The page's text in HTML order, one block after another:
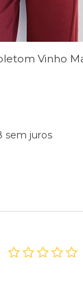
sem juros